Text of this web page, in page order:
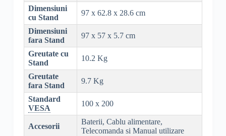
Dimensiuni
cu Stand
97 x 62.8 x 28.6 cm
Dimensiuni
fara Stand
97 x 57 x 5.7 cm
Greutate cu
Stand
10.2 Kg
Greutate
fara Stand
9.7 Kg
Standard
VESA
100 x 200
Accesorii
Baterii, Cablu alimentare,
Telecomanda si Manual utilizare